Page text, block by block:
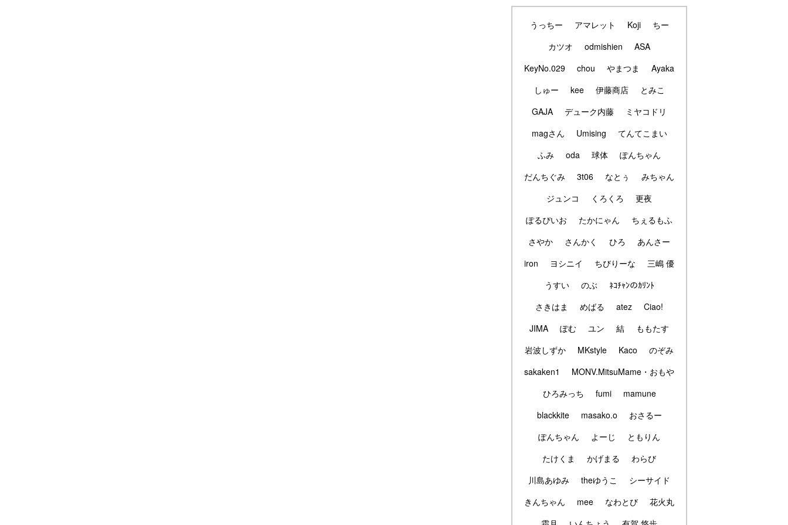
うっちー アマレット Koji
ちー
カツオ
odmishien
ASA
KeyNo.029
chou やまつま
Ayaka
しゅー
kee 伊藤商店
とみこ
GAJA
デューク内藤
ミヤコドリ
magさん
Umising
てんてこまい
ふみ
oda 球体
ぽんちゃん
だんちぐみ
3t06 なとぅ
みちゃん
ジュンコ
くろくろ
更夜
ぽるぴいお
たかにゃん
ちぇるもふ
さやか
さんかく ひろ
あんさー
iron
ヨシニイ ちびりーな
三嶋 優
うすい
のぶ
ﾈｺﾁｬﾝのｶﾘﾝﾄ
さきはま
めばる atez
Ciao!
JIMA
ぽむ ユン 結
ももたす
岩波しずか
MKstyle Kaco
のぞみ
sakaken1
MONV.MitsuMame・おもや
ひろみっち
fumi
mamune
blackkite
masako.o
おさるー
ぽんちゃん
よーじ
ともりん
たけくま
かげまる
わらび
川島あゆみ
theゆうこ
シーサイド
きんちゃん
mee なわとび
花火丸